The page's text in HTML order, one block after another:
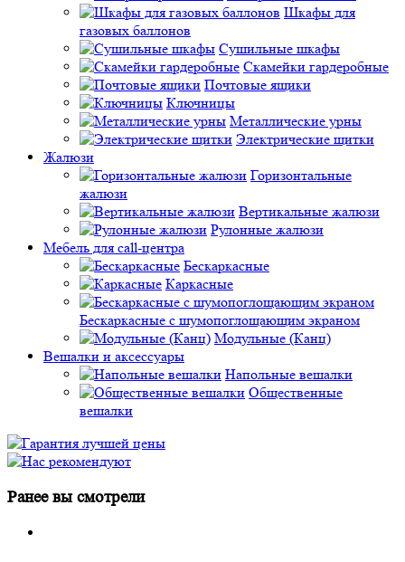
Шкафы для
газовых баллонов
Сушильные шкафы
Скамейки гардеробные
Почтовые ящики
Ключницы
Металлические урны
Электрические щитки
Жалюзи
Горизонтальные
жалюзи
Вертикальные жалюзи
Рулонные жалюзи
Мебель для call-центра
Бескаркасные
Каркасные
Бескаркасные с шумопоглощающим экраном
Модульные (Канц)
Вешалки и аксессуары
Напольные вешалки
Общественные
вешалки
Ранее вы смотрели